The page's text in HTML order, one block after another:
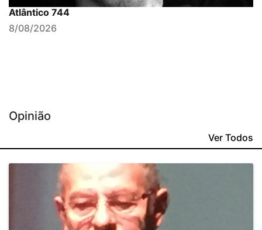
Atlântico 744
8/08/2026
Opinião
Ver Todos